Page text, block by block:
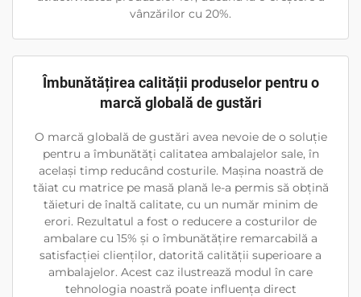
vânzărilor cu 20%.
Îmbunătățirea calității produselor pentru o
marcă globală de gustări
O marcă globală de gustări avea nevoie de o soluție
pentru a îmbunătăți calitatea ambalajelor sale, în
același timp reducând costurile. Mașina noastră de
tăiat cu matrice pe masă plană le-a permis să obțină
tăieturi de înaltă calitate, cu un număr minim de
erori. Rezultatul a fost o reducere a costurilor de
ambalare cu 15% și o îmbunătățire remarcabilă a
satisfacției clienților, datorită calității superioare a
ambalajelor. Acest caz ilustrează modul în care
tehnologia noastră poate influența direct